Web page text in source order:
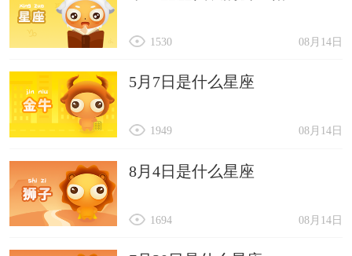
08月14日
1530
5月7日是什么星座
08月14日
1949
8月4日是什么星座
08月14日
1694